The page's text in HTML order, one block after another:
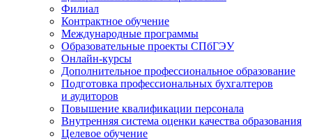
Филиал
Контрактное обучение
Международные программы
Образовательные проекты СПбГЭУ
Онлайн-курсы
Дополнительное профессиональное образование
Подготовка профессиональных бухгалтеров
и аудиторов
Повышение квалификации персонала
Внутренняя система оценки качества образования
Целевое обучение